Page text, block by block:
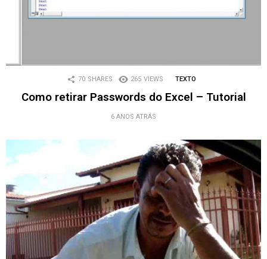
70 SHARES 265 VIEWS TEXTO
Como retirar Passwords do Excel – Tutorial
6 ANOS ATRÁS